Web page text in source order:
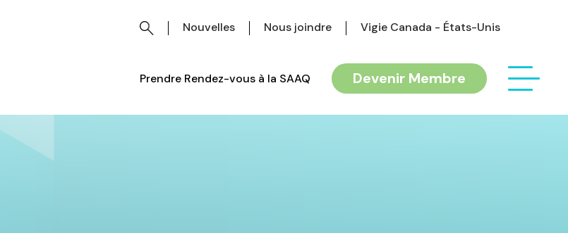
Nouvelles Nous joindre Vigie Canada - États-Unis
Prendre Rendez-vous à la SAAQ Devenir Membre